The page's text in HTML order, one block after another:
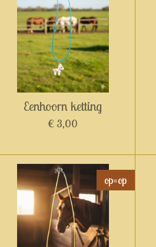
Eenhoorn ketting
€ 3,00
op=op